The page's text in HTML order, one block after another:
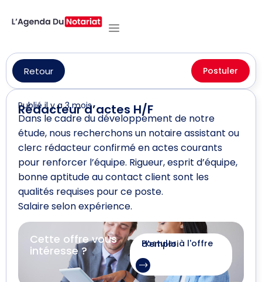
Retour Postuler
Rédacteur d’actes H/F
Publié il y a 3 mois
Dans le cadre du développement de notre
étude, nous recherchons un notaire assistant ou
clerc rédacteur confirmé en actes courants
pour renforcer l’équipe. Rigueur, esprit d’équipe,
bonne aptitude au contact client sont les
qualités requises pour ce poste.
Salaire selon expérience.
Cette offre vous
intéresse ?
Postuler à l'offre d'emploi